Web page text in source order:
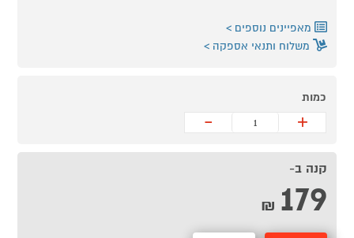
מאפיינים נוספים
משלוח ותנאי אספקה
כמות
+
-
קנה ב-
179
₪